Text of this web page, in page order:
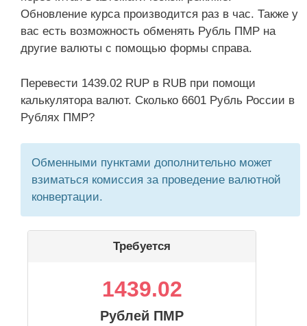
Обновление курса производится раз в час. Также у
вас есть возможность обменять Рубль ПМР на
другие валюты с помощью формы справа.
Перевести 1439.02 RUP в RUB при помощи
калькулятора валют. Сколько 6601 Рубль России в
Рублях ПМР?
Обменными пунктами дополнительно может
взиматься комиссия за проведение валютной
конвертации.
Требуется
1439.02
Рублей ПМР